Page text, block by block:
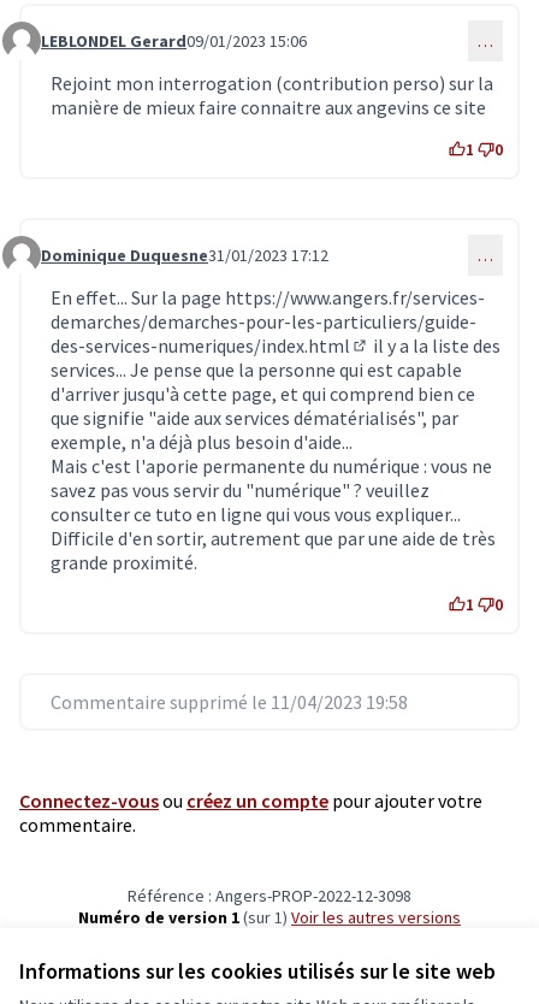
Informations sur les cookies utilisés sur le site web
Commentaire 6109
LEBLONDEL Gerard09/01/2023 15:06 …
Rejoint mon interrogation (contribution perso) sur la
manière de mieux faire connaitre aux angevins ce site
1 0
Commentaire 6251
Dominique Duquesne31/01/2023 17:12 …
En effet... Sur la page https://www.angers.fr/services-
demarches/demarches-pour-les-particuliers/guide-
des-services-numeriques/index.html
(Lien externe)
il y a la liste des
services... Je pense que la personne qui est capable
d'arriver jusqu'à cette page, et qui comprend bien ce
que signifie "aide aux services dématérialisés", par
exemple, n'a déjà plus besoin d'aide...
Mais c'est l'aporie permanente du numérique : vous ne
savez pas vous servir du "numérique" ? veuillez
consulter ce tuto en ligne qui vous vous expliquer...
Difficile d'en sortir, autrement que par une aide de très
grande proximité.
1 0
Commentaire supprimé le 11/04/2023 19:58
Connectez-vousou créez un compte pour ajouter votre
commentaire.
Référence : Angers-PROP-2022-12-3098
Numéro de version 1(sur 1)
voir les autres versions